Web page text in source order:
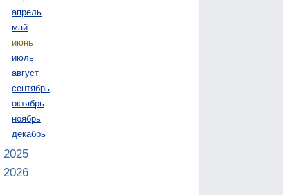
апрель
май
июнь
июль
август
сентябрь
октябрь
ноябрь
декабрь
2025
2026